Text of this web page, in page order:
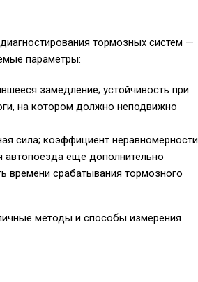
тормозных систем —
параметры:
замедление; устойчивость при
на котором должно неподвижно
сила; коэффициент неравномерности
автопоезда еще дополнительно
времени срабатывания тормозного
методы и способы измерения